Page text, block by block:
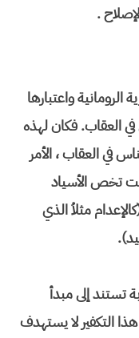
.
الرومانية واعتبارها
في العقاب. فكان لهذه
في العقاب ، الأمر
تخص الأسياد
مثلاُ الذي
تستند إلى مبدأ
هذا التكفير لا يستهدف